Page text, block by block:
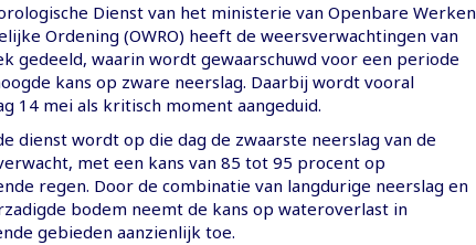
Dienst van het ministerie van Openbare Werken
Ordening (OWRO) heeft de weersverwachtingen van
gedeeld, waarin wordt gewaarschuwd voor een periode
kans op zware neerslag. Daarbij wordt vooral
14 mei als kritisch moment aangeduid.
dienst wordt op die dag de zwaarste neerslag van de
met een kans van 85 tot 95 procent op
regen. Door de combinatie van langdurige neerslag en
bodem neemt de kans op wateroverlast in
gebieden aanzienlijk toe.